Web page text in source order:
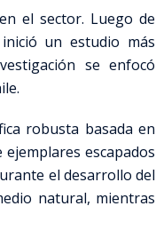
el sector. Luego de
un estudio más
se enfocó
robusta basada en
escapados
el desarrollo del
natural, mientras